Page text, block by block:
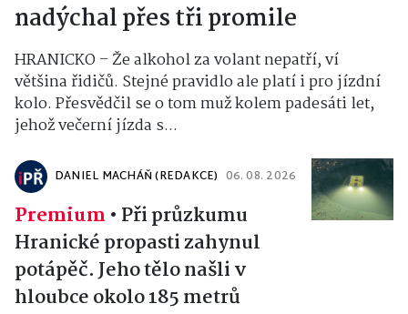
nadýchal přes tři promile
HRANICKO – Že alkohol za volant nepatří, ví
většina řidičů. Stejné pravidlo ale platí i pro jízdní
kolo. Přesvědčil se o tom muž kolem padesáti let,
jehož večerní jízda s...
DANIEL MACHÁŇ (REDAKCE) 06. 08. 2026
Premium • Při průzkumu
Hranické propasti zahynul
potápěč. Jeho tělo našli v
hloubce okolo 185 metrů